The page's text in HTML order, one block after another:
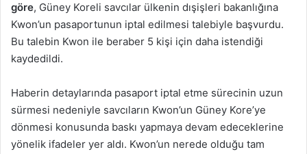
göre, Güney Koreli savcılar ülkenin dışişleri bakanlığına
Kwon’un pasaportunun iptal edilmesi talebiyle başvurdu.
Bu talebin Kwon ile beraber 5 kişi için daha istendiği
kaydedildi.
Haberin detaylarında pasaport iptal etme sürecinin uzun
sürmesi nedeniyle savcıların Kwon’un Güney Kore’ye
dönmesi konusunda baskı yapmaya devam edeceklerine
yönelik ifadeler yer aldı. Kwon’un nerede olduğu tam